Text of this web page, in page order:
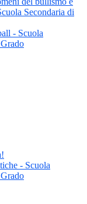
Secondaria di
- Scuola
- Scuola